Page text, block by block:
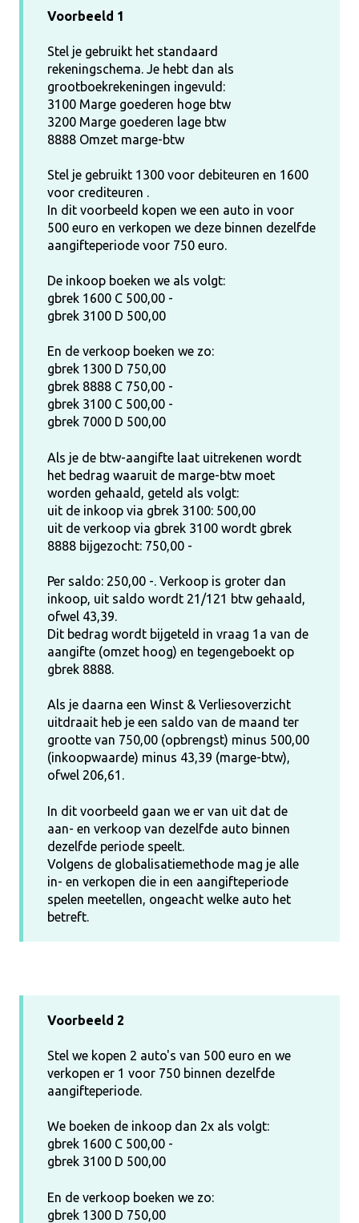
Voorbeeld 1
Stel je gebruikt het standaard
rekeningschema. Je hebt dan als
grootboekrekeningen ingevuld:
3100 Marge goederen hoge btw
3200 Marge goederen lage btw
8888 Omzet marge-btw
Stel je gebruikt 1300 voor debiteuren en 1600
voor crediteuren .
In dit voorbeeld kopen we een auto in voor
500 euro en verkopen we deze binnen dezelfde
aangifteperiode voor 750 euro.
De inkoop boeken we als volgt:
gbrek 1600 C 500,00 -
gbrek 3100 D 500,00
En de verkoop boeken we zo:
gbrek 1300 D 750,00
gbrek 8888 C 750,00 -
gbrek 3100 C 500,00 -
gbrek 7000 D 500,00
Als je de btw-aangifte laat uitrekenen wordt
het bedrag waaruit de marge-btw moet
worden gehaald, geteld als volgt:
uit de inkoop via gbrek 3100: 500,00
uit de verkoop via gbrek 3100 wordt gbrek
8888 bijgezocht: 750,00 -
Per saldo: 250,00 -. Verkoop is groter dan
inkoop, uit saldo wordt 21/121 btw gehaald,
ofwel 43,39.
Dit bedrag wordt bijgeteld in vraag 1a van de
aangifte (omzet hoog) en tegengeboekt op
gbrek 8888.
Als je daarna een Winst & Verliesoverzicht
uitdraait heb je een saldo van de maand ter
grootte van 750,00 (opbrengst) minus 500,00
(inkoopwaarde) minus 43,39 (marge-btw),
ofwel 206,61.
In dit voorbeeld gaan we er van uit dat de
aan- en verkoop van dezelfde auto binnen
dezelfde periode speelt.
Volgens de globalisatiemethode mag je alle
in- en verkopen die in een aangifteperiode
spelen meetellen, ongeacht welke auto het
betreft.
Voorbeeld 2
Stel we kopen 2 auto's van 500 euro en we
verkopen er 1 voor 750 binnen dezelfde
aangifteperiode.
We boeken de inkoop dan 2x als volgt:
gbrek 1600 C 500,00 -
gbrek 3100 D 500,00
En de verkoop boeken we zo:
gbrek 1300 D 750,00